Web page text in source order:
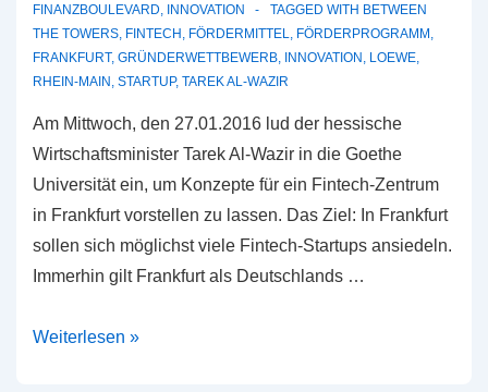
FINANZBOULEVARD, INNOVATION TAGGED WITH BETWEEN
THE TOWERS, FINTECH, FÖRDERMITTEL, FÖRDERPROGRAMM,
FRANKFURT, GRÜNDERWETTBEWERB, INNOVATION, LOEWE,
RHEIN-MAIN, STARTUP, TAREK AL-WAZIR
Am Mittwoch, den 27.01.2016 lud der hessische
Wirtschaftsminister Tarek Al-Wazir in die Goethe
Universität ein, um Konzepte für ein Fintech-Zentrum
in Frankfurt vorstellen zu lassen. Das Ziel: In Frankfurt
sollen sich möglichst viele Fintech-Startups ansiedeln.
Immerhin gilt Frankfurt als Deutschlands …
Der
Weiterlesen »